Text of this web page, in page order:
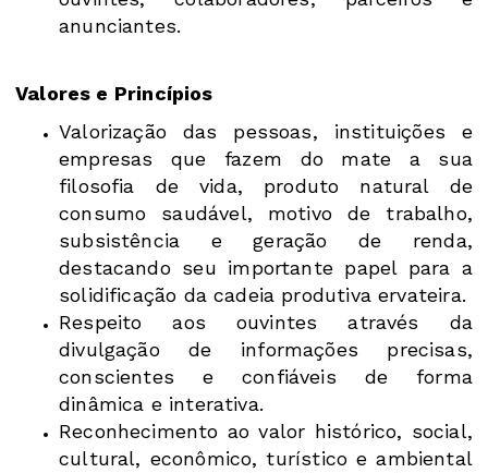
anunciantes.
Valores e Princípios
Valorização das pessoas, instituições e
empresas que fazem do mate a sua
filosofia de vida, produto natural de
consumo saudável, motivo de trabalho,
subsistência e geração de renda,
destacando seu importante papel para a
solidificação da cadeia produtiva ervateira.
Respeito aos ouvintes através da
divulgação de informações precisas,
conscientes e confiáveis de forma
dinâmica e interativa.
Reconhecimento ao valor histórico, social,
cultural, econômico, turístico e ambiental